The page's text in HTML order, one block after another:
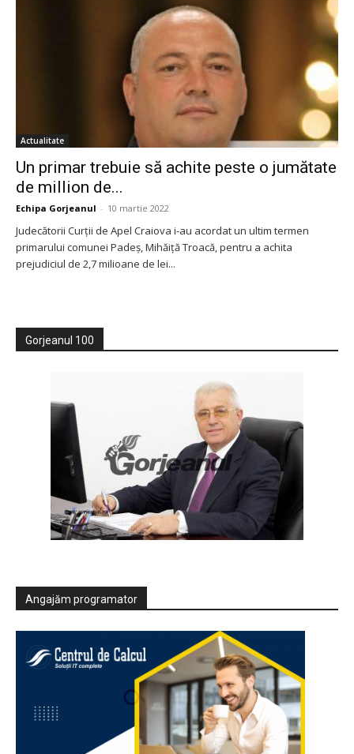
Actualitate
Un primar trebuie să achite peste o jumătate
de million de...
Echipa Gorjeanul - 10 martie 2022
Judecătorii Curții de Apel Craiova i-au acordat un ultim termen
primarului comunei Padeş, Mihăiţă Troacă, pentru a achita
prejudiciul de 2,7 milioane de lei...
Gorjeanul 100
Angajăm programator